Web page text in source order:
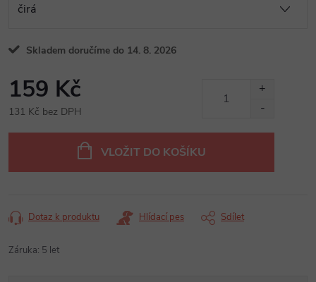
Skladem doručíme do 14. 8. 2026
159 Kč
131 Kč bez DPH
VLOŽIT DO KOŠÍKU
Dotaz k produktu Hlídací pes Sdílet
Záruka: 5 let